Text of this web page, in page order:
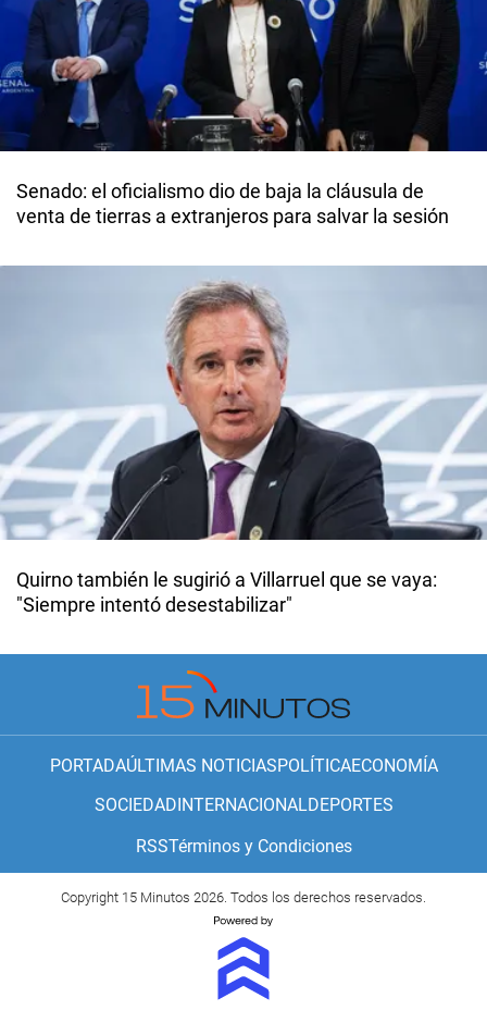
Senado: el oficialismo dio de baja la cláusula de
venta de tierras a extranjeros para salvar la sesión
Quirno también le sugirió a Villarruel que se vaya:
"Siempre intentó desestabilizar"
PORTADAÚLTIMAS NOTICIASPOLÍTICAECONOMÍA
SOCIEDADINTERNACIONALDEPORTES
RSSTérminos y Condiciones
Copyright 15 Minutos 2026. Todos los derechos reservados.